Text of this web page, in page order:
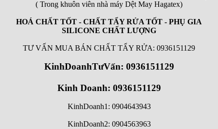
( Trong khuôn viên nhà máy Dệt May Hagatex)
HOÁ CHẤT TỐT - CHẤT TẨY RỬA TỐT - PHỤ GIA
SILICONE CHẤT LƯỢNG
TƯ VẤN MUA BÁN CHẤT TẨY RỬA: 0936151129
KinhDoanhTưVấn: 0936151129
Kinh Doanh: 0936151129
KinhDoanh1: 0904643943
KinhDoanh2: 0904563963